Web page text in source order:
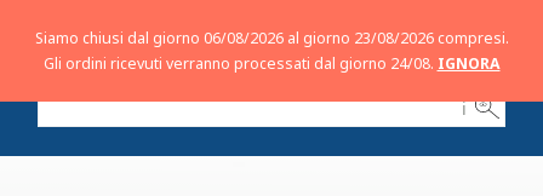
ℹ
Siamo chiusi dal giorno 06/08/2026 al giorno 23/08/2026 compresi.
Gli ordini ricevuti verranno processati dal giorno 24/08. IGNORA